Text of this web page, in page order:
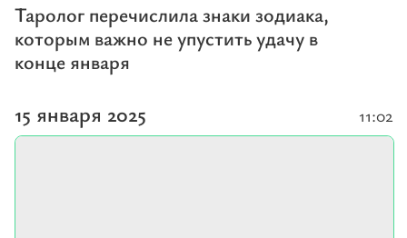
Таролог перечислила знаки зодиака,
которым важно не упустить удачу в
конце января
15 января 2025 11:02